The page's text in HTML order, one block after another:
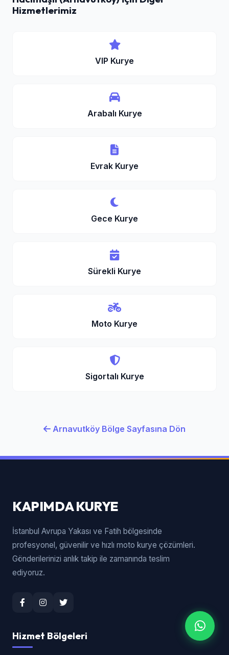
Hizmetlerimiz
VIP Kurye
Arabalı Kurye
Evrak Kurye
Gece Kurye
Sürekli Kurye
Moto Kurye
Sigortalı Kurye
Arnavutköy Bölge Sayfasına Dön
KAPIMDA KURYE
İstanbul Avrupa Yakası ve Fatih bölgesinde
profesyonel, güvenilir ve hızlı moto kurye çözümleri.
Gönderilerinizi anlık takip ile zamanında teslim
ediyoruz.
Hizmet Bölgeleri